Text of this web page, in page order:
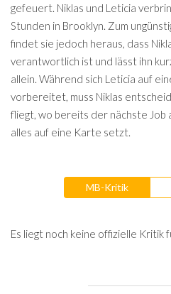
gefeuert. Niklas und Leticia
Stunden in Brooklyn. Zum
findet sie jedoch heraus, dass
verantwortlich ist und lässt ihn
allein. Während sich Leticia auf
vorbereitet, muss Niklas
fliegt, wo bereits der nächste
alles auf eine Karte setzt.
MB-Kritik
Es liegt noch keine offizielle Kritik